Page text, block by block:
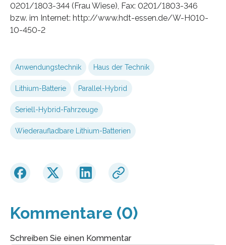
0201/1803-344 (Frau Wiese), Fax: 0201/1803-346
bzw. im Internet: http://www.hdt-essen.de/W-H010-
10-450-2
Anwendungstechnik Haus der Technik
Lithium-Batterie Parallel-Hybrid
Seriell-Hybrid-Fahrzeuge
Wiederaufladbare Lithium-Batterien
Kommentare (0)
Schreiben Sie einen Kommentar